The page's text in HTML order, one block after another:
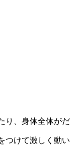
り、身体全体がだ
つけて激しく動い